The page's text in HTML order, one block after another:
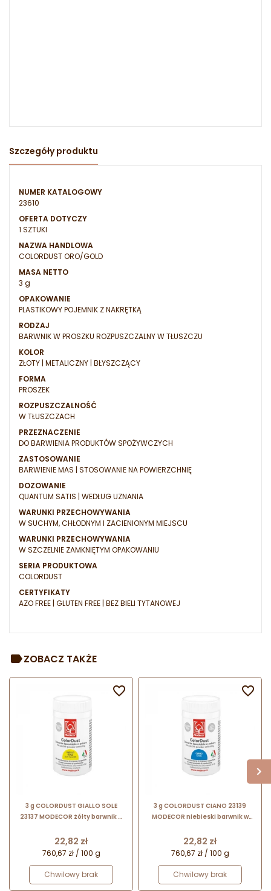
Szczegóły produktu
NUMER KATALOGOWY
23610
OFERTA DOTYCZY
1 SZTUKI
NAZWA HANDLOWA
COLORDUST ORO/GOLD
MASA NETTO
3 g
OPAKOWANIE
PLASTIKOWY POJEMNIK Z NAKRĘTKĄ
RODZAJ
BARWNIK W PROSZKU ROZPUSZCZALNY W TŁUSZCZU
KOLOR
ZŁOTY | METALICZNY | BŁYSZCZĄCY
FORMA
PROSZEK
ROZPUSZCZALNOŚĆ
W TŁUSZCZACH
PRZEZNACZENIE
DO BARWIENIA PRODUKTÓW SPOŻYWCZYCH
ZASTOSOWANIE
BARWIENIE MAS | STOSOWANIE NA POWIERZCHNIĘ
DOZOWANIE
QUANTUM SATIS | WEDŁUG UZNANIA
WARUNKI PRZECHOWYWANIA
W SUCHYM, CHŁODNYM I ZACIENIONYM MIEJSCU
WARUNKI PRZECHOWYWANIA
W SZCZELNIE ZAMKNIĘTYM OPAKOWANIU
SERIA PRODUKTOWA
COLORDUST
CERTYFIKATY
AZO FREE | GLUTEN FREE | BEZ BIELI TYTANOWEJ
ZOBACZ TAKŻE
3 g COLORDUST GIALLO SOLE
23137 MODECOR żółty barwnik w
Cena
22,82 zł
760,67 zł / 100 g
Chwilowy brak

3 g COLORDUST CIANO 23139
MODECOR niebieski barwnik w
Cena
22,82 zł
760,67 zł / 100 g
Chwilowy brak
